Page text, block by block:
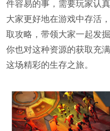
件容易的事，需要玩家认
大家更好地在游戏中存活
取攻略，带领大家一起发
你也对这种资源的获取充
这场精彩的生存之旅。